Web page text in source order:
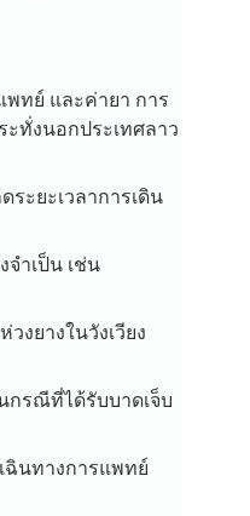
ทย์ และค่ายา การ
ทั่งนอกประเทศลาว
ะยะเวลาการเดิน
ำเป็น เช่น
งยางในวังเวียง
กรณีที่ได้รับบาดเจ็บ
นทางการแพทย์